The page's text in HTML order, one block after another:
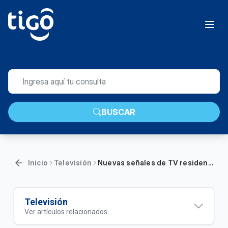
BUSCAR
Inicio Televisión Nuevas señales de TV residencial incluidas en tu plan HFC | Hogar
Televisión
Ver artículos relacionados